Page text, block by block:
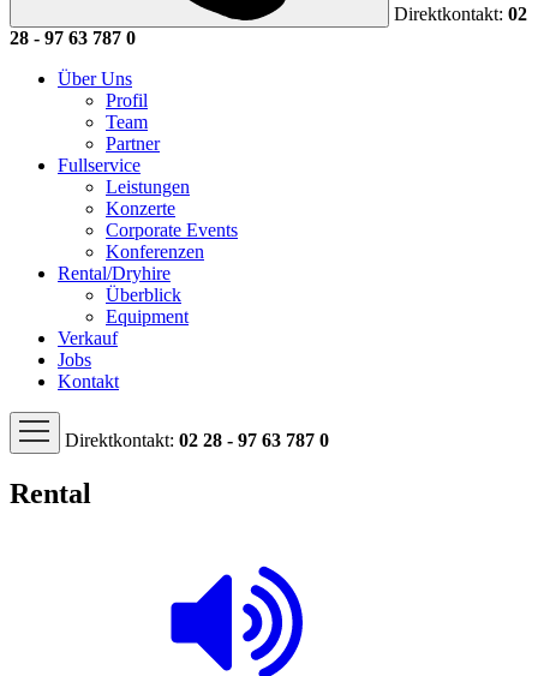
Direktkontakt: 02
28 - 97 63 787 0
Über Uns
Profil
Team
Partner
Fullservice
Leistungen
Konzerte
Corporate Events
Konferenzen
Rental/Dryhire
Überblick
Equipment
Verkauf
Jobs
Kontakt
Direktkontakt: 02 28 - 97 63 787 0
Rental